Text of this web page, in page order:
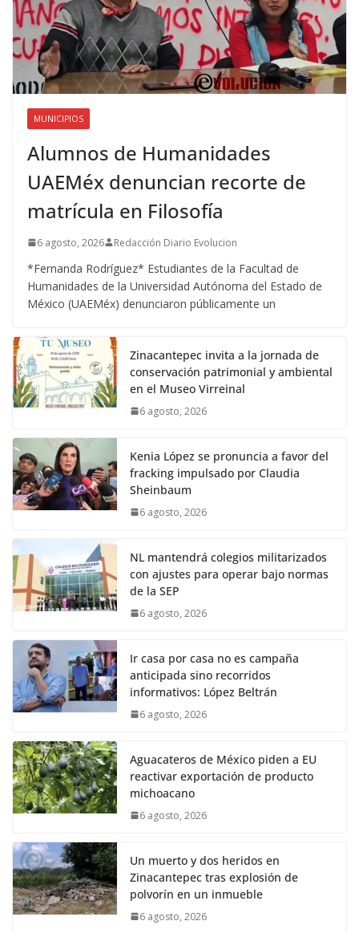
MUNICIPIOS
Alumnos de Humanidades
UAEMéx denuncian recorte de
matrícula en Filosofía
6 agosto, 2026 Redacción Diario Evolucion
*Fernanda Rodríguez* Estudiantes de la Facultad de
Humanidades de la Universidad Autónoma del Estado de
México (UAEMéx) denunciaron públicamente un
Zinacantepec invita a la jornada de
conservación patrimonial y ambiental
en el Museo Virreinal
6 agosto, 2026
Kenia López se pronuncia a favor del
fracking impulsado por Claudia
Sheinbaum
6 agosto, 2026
NL mantendrá colegios militarizados
con ajustes para operar bajo normas
de la SEP
6 agosto, 2026
Ir casa por casa no es campaña
anticipada sino recorridos
informativos: López Beltrán
6 agosto, 2026
Aguacateros de México piden a EU
reactivar exportación de producto
michoacano
6 agosto, 2026
Un muerto y dos heridos en
Zinacantepec tras explosión de
polvorín en un inmueble
6 agosto, 2026